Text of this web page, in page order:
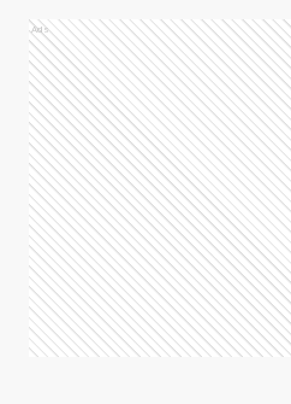
Ads